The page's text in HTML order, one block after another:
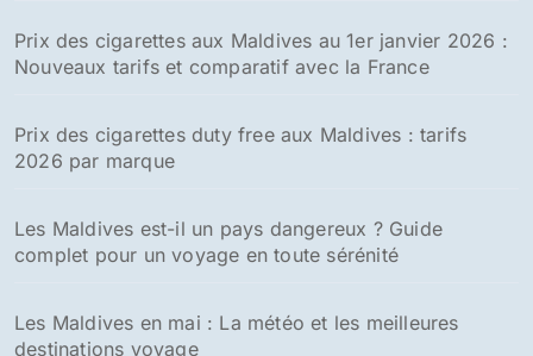
Prix des cigarettes aux Maldives au 1er janvier 2026 :
Nouveaux tarifs et comparatif avec la France
Prix des cigarettes duty free aux Maldives : tarifs
2026 par marque
Les Maldives est-il un pays dangereux ? Guide
complet pour un voyage en toute sérénité
Les Maldives en mai : La météo et les meilleures
destinations voyage